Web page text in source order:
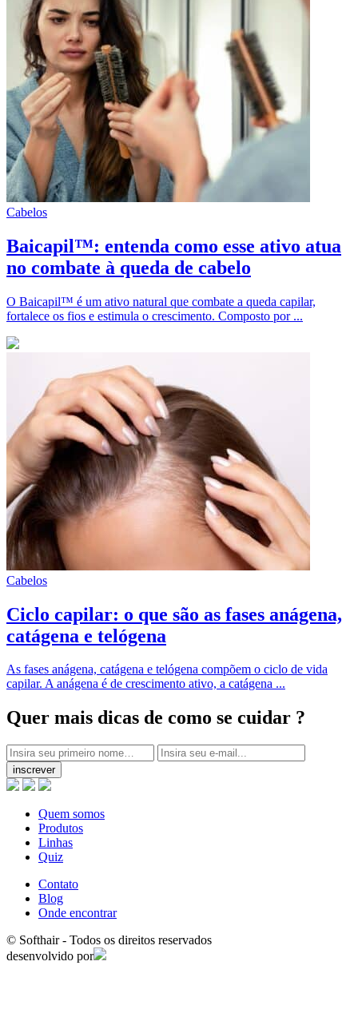
Cabelos
Baicapil™: entenda como esse ativo atua
no combate à queda de cabelo
O Baicapil™ é um ativo natural que combate a queda capilar,
fortalece os fios e estimula o crescimento. Composto por ...
Cabelos
Ciclo capilar: o que são as fases anágena,
catágena e telógena
As fases anágena, catágena e telógena compõem o ciclo de vida
capilar. A anágena é de crescimento ativo, a catágena ...
Quer mais dicas de como se cuidar ?
inscrever
Quem somos
Produtos
Linhas
Quiz
Contato
Blog
Onde encontrar
© Softhair - Todos os direitos reservados
desenvolvido por